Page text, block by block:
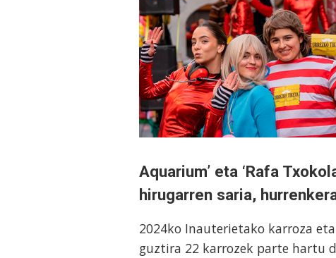
Aquarium’ eta ‘Rafa
hirugarren saria,
2024ko Inauterietako karroza
guztira 22 karrozek parte hartu